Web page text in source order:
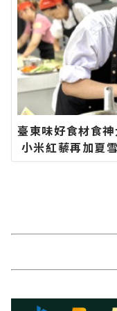
臺東味好食材食
小米紅藜再加夏
蓮新聞網官方網
速的今日新聞報